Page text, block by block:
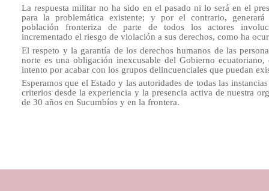
La respuesta militar no ha sido en el pasado ni lo será en el
para la problemática existente; y por el contrario,
población fronteriza de parte de todos los actores
incrementado el riesgo de violación a sus derechos, como ha
El respeto y la garantía de los derechos humanos de las
norte es una obligación inexcusable del Gobierno
intento por acabar con los grupos delincuenciales que puedan
Esperamos que el Estado y las autoridades de todas las
criterios desde la experiencia y la presencia activa de nuestra
de 30 años en Sucumbíos y en la frontera.